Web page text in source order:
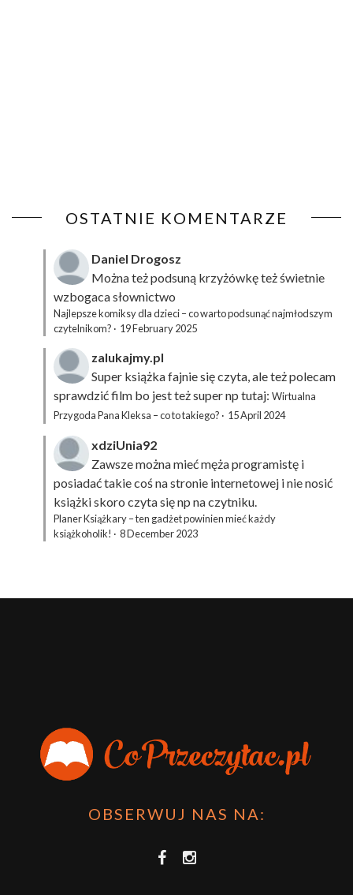
OSTATNIE KOMENTARZE
Daniel Drogosz
Można też podsuną krzyżówkęteż świetnie
wzbogaca słownictwo
Najlepsze komiksy dla dzieci – co warto podsunąć najmłodszym
czytelnikom? · 19 February 2025
zalukajmy.pl
Super książka fajnie się czyta, ale też polecam
sprawdzić film bo jest też super np tutaj: Wirtualna
Przygoda Pana Kleksa – co to takiego? · 15 April 2024
xdziUnia92
Zawsze można mieć męża programistę i
posiadać takie coś na stronie internetowej i nie nosić
książki skoro czyta się np na czytniku.
Planer Książkary – ten gadżet powinien mieć każdy
książkoholik! · 8 December 2023
OBSERWUJ NAS NA: